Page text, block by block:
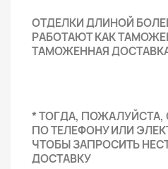
ОТДЕЛКИ ДЛИНОЙ
РАБОТАЮТ КАК
ТАМОЖЕННАЯ ДОСТАВКА:
* ТОГДА, ПОЖАЛУЙСТА,
ПО ТЕЛЕФОНУ ИЛИ
ЧТОБЫ ЗАПРОСИТЬ
ДОСТАВКУ